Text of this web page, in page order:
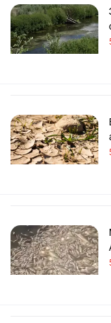
Актуальные
на новостном
ознакомиться с
об экологии в